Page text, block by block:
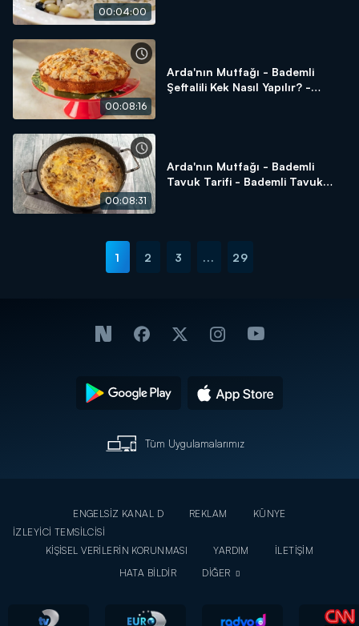
00:04:00
00:08:16
Arda'nın Mutfağı - Bademli
Şeftalili Kek Nasıl Yapılır? -
00:08:31
Arda'nın Mutfağı - Bademli
Tavuk Tarifi - Bademli Tavuk
1 2 3 ... 29
Tüm Uygulamalarımız
ENGELSİZ KANAL D REKLAM
KÜNYE
İZLEYİCİ TEMSİLCİSİ
KİŞİSEL VERİLERİN KORUNMASI
YARDIM
İLETİŞİM
HATA BİLDİR
DİĞER